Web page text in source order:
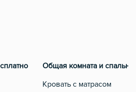
Общая комната и спальня
Кровать с матрасом